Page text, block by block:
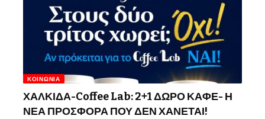
ΚΟΙΝΩΝΊΑ
ΧΑΛΚΙΔΑ-Coffee Lab: 2+1 ΔΩΡΟ ΚΑΦΕ- Η
ΝΕΑ ΠΡΟΣΦΟΡΑ ΠΟΥ ΔΕΝ ΧΑΝΕΤΑΙ!